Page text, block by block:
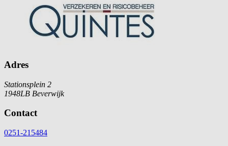
Adres
Stationsplein 2
1948LB Beverwijk
Contact
0251-215484